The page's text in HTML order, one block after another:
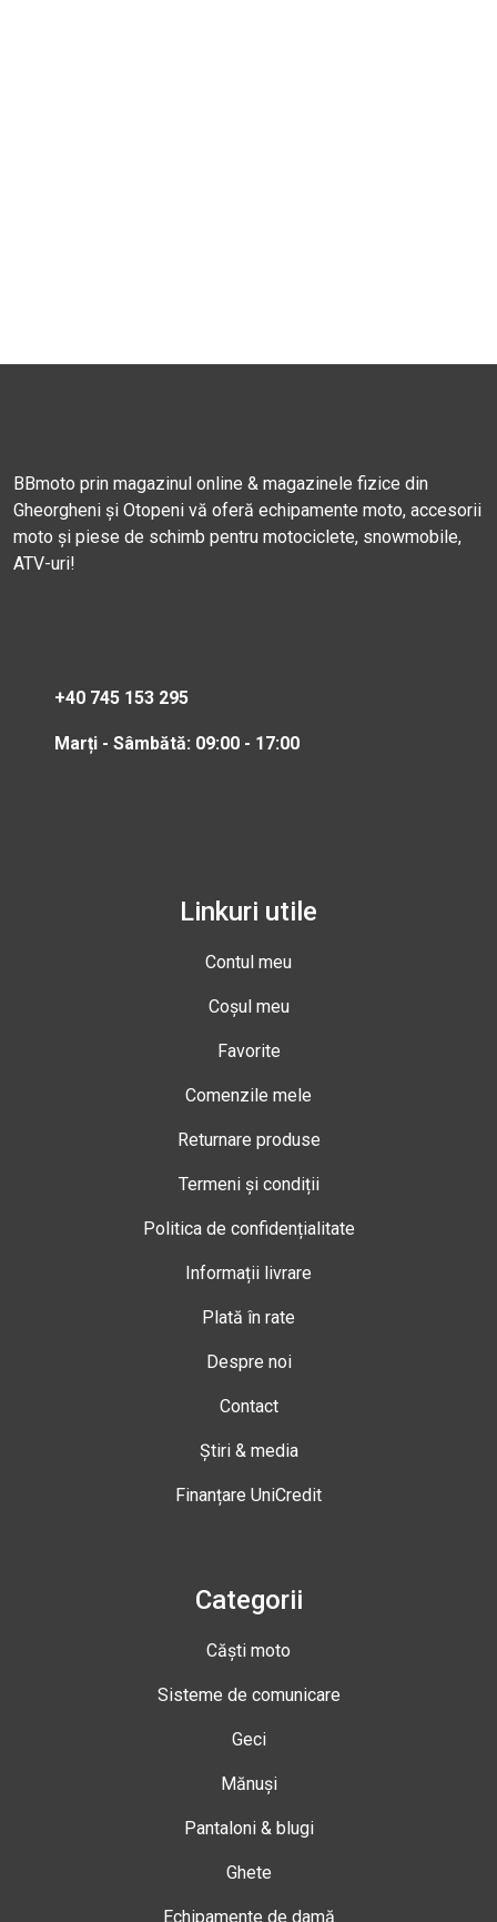
BBmoto prin magazinul online & magazinele fizice din
Gheorgheni și Otopeni vă oferă echipamente moto, accesorii
moto și piese de schimb pentru motociclete, snowmobile,
ATV-uri!
+40 745 153 295
Marți - Sâmbătă: 09:00 - 17:00
Linkuri utile
Contul meu
Coșul meu
Favorite
Comenzile mele
Returnare produse
Termeni și condiții
Politica de confidențialitate
Informații livrare
Plată în rate
Despre noi
Contact
Știri & media
Finanțare UniCredit
Categorii
Căști moto
Sisteme de comunicare
Geci
Mănuși
Pantaloni & blugi
Ghete
Echipamente de damă